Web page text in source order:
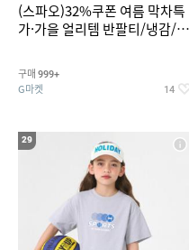
(스파오)32%쿠폰 여름 막차특
가·가을 얼리템 반팔티/냉감/반
건 외 ~74%OFF
구매 999+
G마켓 14
29